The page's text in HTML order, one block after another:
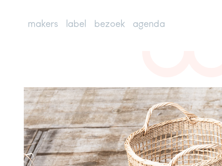
makers label bezoek agenda